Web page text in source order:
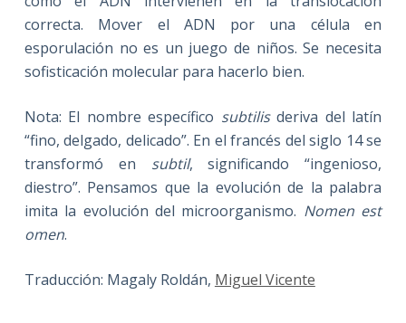
correcta. Mover el ADN por una célula en
esporulación no es un juego de niños. Se necesita
sofisticación molecular para hacerlo bien.
Nota: El nombre específico subtilisderiva del latín
“fino, delgado, delicado”. En el francés del siglo 14 se
transformó en subtil, significando “ingenioso,
diestro”. Pensamos que la evolución de la palabra
imita la evolución del microorganismo. Nomen est
omen.
Traducción: Magaly Roldán, Miguel Vicente